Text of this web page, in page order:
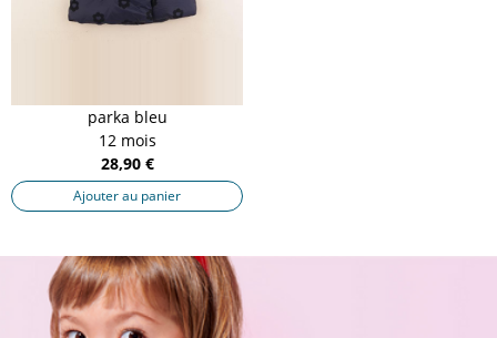
parka bleu
12 mois
28,90 €
Ajouter au panier